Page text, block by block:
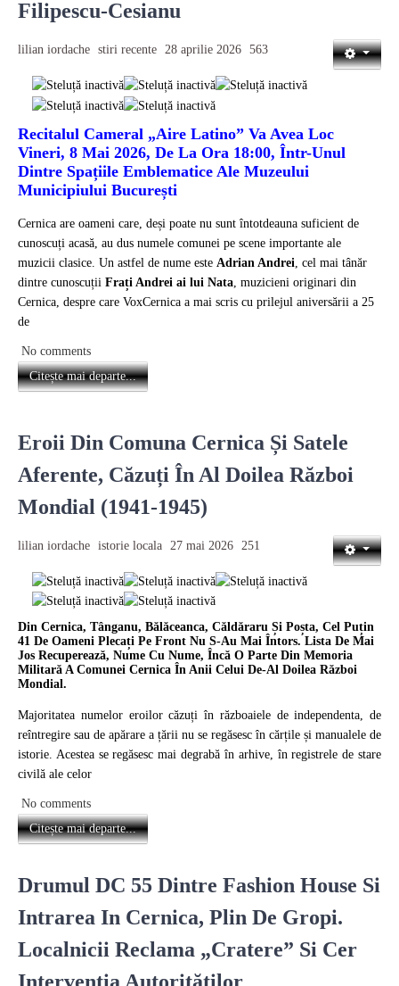
Filipescu-Cesianu
lilian iordache stiri recente 28 aprilie 2026 563
Recitalul Cameral „Aire Latino” Va Avea Loc
Vineri, 8 Mai 2026, De La Ora 18:00, Într-Unul
Dintre Spațiile Emblematice Ale Muzeului
Municipiului București
Cernica are oameni care, deși poate nu sunt întotdeauna suficient de
cunoscuți acasă, au dus numele comunei pe scene importante ale
muzicii clasice. Un astfel de nume este Adrian Andrei , cel mai tânăr
dintre cunoscuții Frați Andrei ai lui Nata , muzicieni originari din
Cernica, despre care VoxCernica a mai scris cu prilejul aniversării a 25
de
No comments
Citește mai departe...
Eroii Din Comuna Cernica Și Satele
Aferente, Căzuți În Al Doilea Război
Mondial (1941-1945)
lilian iordache istorie locala 27 mai 2026 251
Din Cernica, Tânganu, Bălăceanca, Căldăraru Și Poșta, Cel Puțin
41 De Oameni Plecați Pe Front Nu S-Au Mai Întors. Lista De Mai
Jos Recuperează, Nume Cu Nume, Încă O Parte Din Memoria
Militară A Comunei Cernica În Anii Celui De-Al Doilea Război
Mondial.
Majoritatea numelor eroilor căzuți în războaiele de independenta, de
reîntregire sau de apărare a țării nu se regăsesc în cărțile și manualele de
istorie. Acestea se regăsesc mai degrabă în arhive, în registrele de stare
civilă ale celor
No comments
Citește mai departe...
Drumul DC 55 Dintre Fashion House Si
Intrarea In Cernica, Plin De Gropi.
Localnicii Reclama „cratere” Si Cer